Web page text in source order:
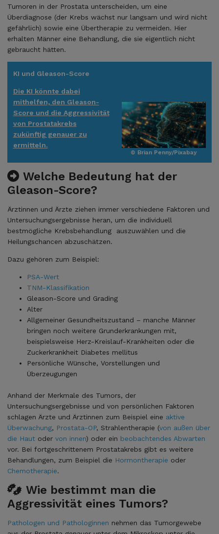
Tumoren in der Prostata unterscheiden, um eine
Überdiagnose (der Krebs wächst nur langsam und wird nicht
gefährlich) sowie eine Übertherapie zu vermeiden. Hier
erhalten Männer eine Behandlung, die sie eigentlich nicht
gebraucht hätten.
KI und Gleason-Score
Die KI könnte dabei
mithelfen, den Gleason-
Score und die Aggressivität
von Prostatakrebs
zukünftig genauer zu
ermitteln.
© Brian Penny/Pixabay
Welche Bedeutung hat der
Gleason-Score?
Ärztinnen und Ärzte ziehen immer verschiedene Faktoren und
Untersuchungsergebnisse heran, um die individuell
bestmögliche Krebsbehandlung auszuwählen und die
Heilungschancen abzuschätzen.
Dazu gehören zum Beispiel:
PSA-Wert
TNM-Klassifikation
Gleason-Score und Grading
Alter
Allgemeiner Gesundheitszustand – manche Männer
bringen noch weitere Grunderkrankungen mit,
beispielsweise Herz-Kreislauf-Krankheiten oder die
Zuckerkrankheit Diabetes mellitus
Persönliche Wünsche, Vorstellungen und
Überzeugungen
Anhand der Merkmale des Tumors, der
Untersuchungsergebnisse und von persönlichen Faktoren
schlagen Ärzte und Ärztinnen zum Beispiel eine aktive
Überwachung, Prostata-OP, Strahlentherapie (von außen über
die Haut oder von innen) oder ein beobachtendes Abwarten
vor. Bei fortgeschrittenem Prostatakrebs gibt es weitere
Behandlungen, zum Beispiel die Hormontherapie oder
Chemotherapie.
Wie bestimmt man die
Aggressivität eines Tumors?
Pathologen und Pathologinnen nehmen das Tumorgewebe